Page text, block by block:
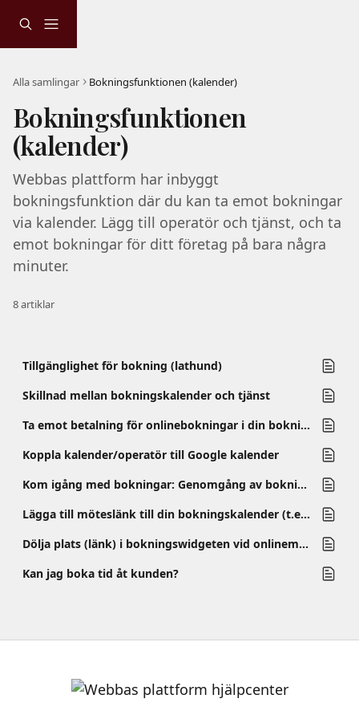
Alla samlingar Bokningsfunktionen (kalender)
Bokningsfunktionen
(kalender)
Webbas plattform har inbyggt
bokningsfunktion där du kan ta emot bokningar
via kalender. Lägg till operatör och tjänst, och ta
emot bokningar för ditt företag på bara några
minuter.
8 artiklar
Tillgänglighet för bokning (lathund)
Skillnad mellan bokningskalender och tjänst
Ta emot betalning för onlinebokningar i din bokningskalender
Koppla kalender/operatör till Google kalender
Kom igång med bokningar: Genomgång av bokningskalender (komplett guide)
Lägga till möteslänk till din bokningskalender (t.ex. Zoom, Google Meet, Teams med flera)
Dölja plats (länk) i bokningswidgeten vid onlinemöten, t.ex Zoom
Kan jag boka tid åt kunden?